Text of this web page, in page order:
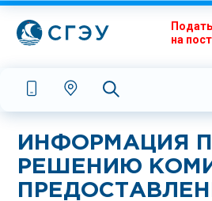
на
ИНФОРМАЦИЯ
РЕШЕНИЮ